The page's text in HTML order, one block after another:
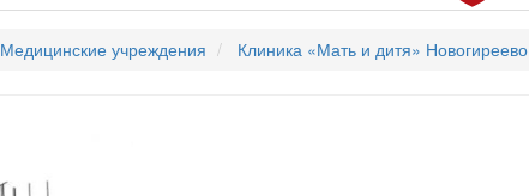
Медицинские учреждения Клиника «Мать и дитя» Новогиреево